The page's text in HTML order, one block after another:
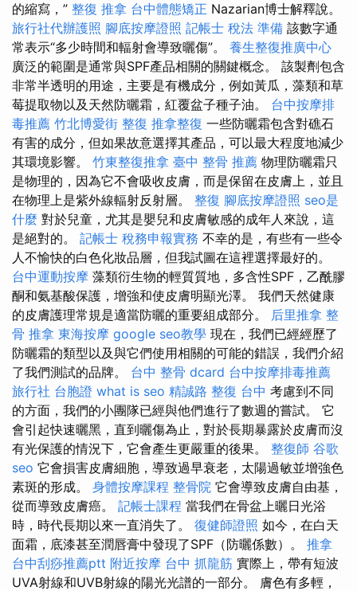
的縮寫，” 整復 推拿 台中體態矯正 Nazarian博士解釋說。
旅行社代辦護照 腳底按摩證照 記帳士 稅法 準備 該數字通
常表示“多少時間和輻射會導致曬傷”。 養生整復推廣中心
廣泛的範圍是通常與SPF產品相關的關鍵概念。 該製劑包含
非常半透明的用途，主要是有機成分，例如黃瓜，藻類和草
莓提取物以及天然防曬霜，紅覆盆子種子油。 台中按摩排
毒推薦 竹北博愛街 整復 推拿整復 一些防曬霜包含對礁石
有害的成分，但如果故意選擇其產品，可以最大程度地減少
其環境影響。 竹東整復推拿 臺中 整骨 推薦 物理防曬霜只
是物理的，因為它不會吸收皮膚，而是保留在皮膚上，並且
在物理上是紫外線輻射反射層。 整復 腳底按摩證照 seo是
什麼 對於兒童，尤其是嬰兒和皮膚敏感的成年人來說，這
是絕對的。 記帳士 稅務申報實務 不幸的是，有些有一些令
人不愉快的白色化妝品層，但我試圖在這裡選擇最好的。
台中運動按摩 藻類衍生物的輕質質地，多含性SPF，乙酰膠
酮和氨基酸保護，增強和使皮膚明顯光澤。 我們天然健康
的皮膚護理常規是適當防曬的重要組成部分。 后里推拿 整
骨 推拿 東海按摩 google seo教學 現在，我們已經經歷了
防曬霜的類型以及與它們使用相關的可能的錯誤，我們介紹
了我們測試的品牌。 台中 整骨 dcard 台中按摩排毒推薦
旅行社 台胞證 what is seo 精誠路 整復 台中 考慮到不同
的方面，我們的小團隊已經與他們進行了數週的嘗試。 它
會引起快速曬黑，直到曬傷為止，對於長期暴露於皮膚而沒
有光保護的情況下，它會產生更嚴重的後果。 整復師 谷歌
seo 它會損害皮膚細胞，導致過早衰老，太陽過敏並增強色
素斑的形成。 身體按摩課程 整骨院 它會導致皮膚自由基，
從而導致皮膚癌。 記帳士課程 當我們在骨盆上曬日光浴
時，時代長期以來一直消失了。 復健師證照 如今，在白天
面霜，底漆甚至潤唇膏中發現了SPF（防曬係數）。 推拿
台中刮痧推薦ptt 附近按摩 台中 抓龍筋 實際上，帶有短波
UVA射線和UVB射線的陽光光譜的一部分。 膚色有多輕，